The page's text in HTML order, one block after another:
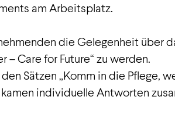
am Arbeitsplatz.
die Gelegenheit über
Care for Future“ zu werden.
Sätzen „Komm in die Pflege,
individuelle Antworten